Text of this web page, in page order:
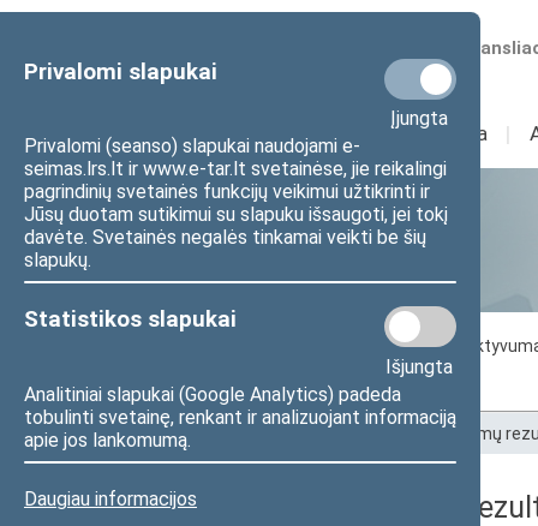
Privalomi slapukai
Įjungta
Privalomi (seanso) slapukai naudojami e-
seimas.lrs.lt ir www.e-tar.lt svetainėse, jie reikalingi
pagrindinių svetainės funkcijų veikimui užtikrinti ir
Jūsų duotam sutikimui su slapuku išsaugoti, jei tokį
davėte. Svetainės negalės tinkamai veikti be šių
slapukų.
Statistikos slapukai
Išjungta
Analitiniai slapukai (Google Analytics) padeda
tobulinti svetainę, renkant ir analizuojant informaciją
apie jos lankomumą.
Daugiau informacijos
Numatomos
Sudėtis Veikla I
Statistika
Seimo narių
Seimo narių balsavimų rezultatai
Pradžia Seimo narių balsavimų
Seimo narių balsavimų